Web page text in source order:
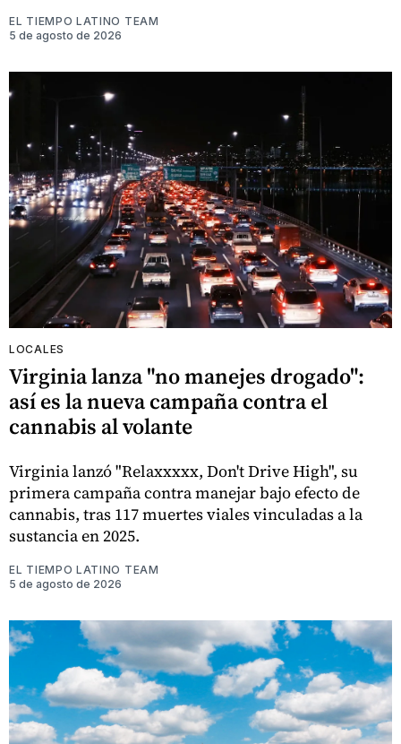
EL TIEMPO LATINO TEAM
5 de agosto de 2026
LOCALES
Virginia lanza "no manejes drogado":
así es la nueva campaña contra el
cannabis al volante
Virginia lanzó "Relaxxxxx, Don't Drive High", su
primera campaña contra manejar bajo efecto de
cannabis, tras 117 muertes viales vinculadas a la
sustancia en 2025.
EL TIEMPO LATINO TEAM
5 de agosto de 2026